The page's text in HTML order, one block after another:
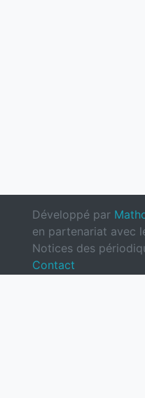
Développé par
en partenariat avec
Notices des
Contact